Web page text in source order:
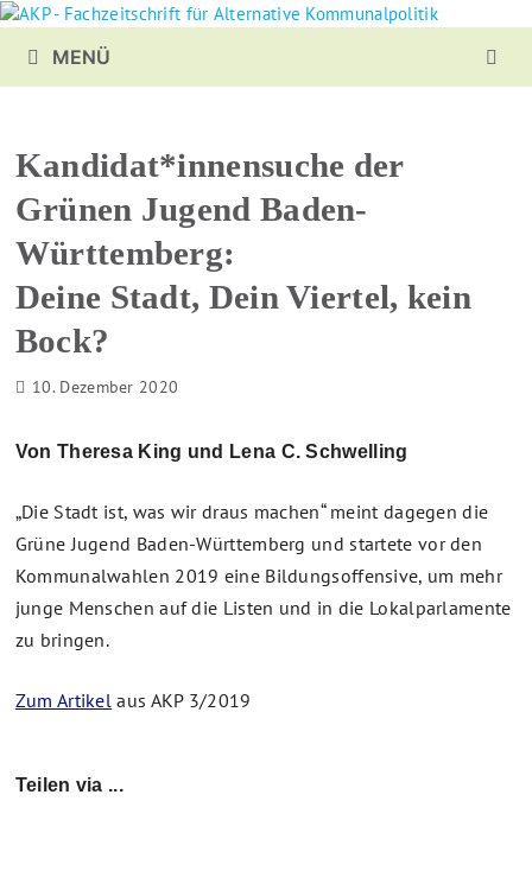
Zurück
Inhalt
MENÜ
Kandidat*innensuche der
Grünen Jugend Baden-
Württemberg:
Deine Stadt, Dein Viertel, kein
Bock?
10. Dezember 2020
Von Theresa King und Lena C. Schwelling
„Die Stadt ist, was wir draus machen“ meint dagegen die
Grüne Jugend Baden-Württemberg und startete vor den
Kommunalwahlen 2019 eine Bildungsoffensive, um mehr
junge Menschen auf die Listen und in die Lokalparlamente
zu bringen.
Zum Artikel aus AKP 3/2019
Teilen via ...